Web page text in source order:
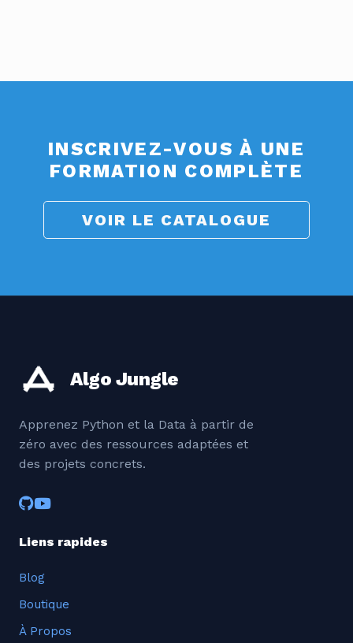
INSCRIVEZ-VOUS À UNE
FORMATION COMPLÈTE
VOIR LE CATALOGUE
Algo Jungle
Apprenez Python et la Data à partir de
zéro avec des ressources adaptées et
des projets concrets.
Liens rapides
Blog
Boutique
À Propos